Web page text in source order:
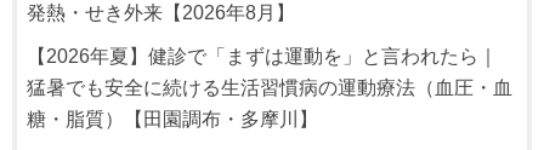
発熱・せき外来【2026年8月】
【2026年夏】健診で「まずは運動を」と言われたら｜
猛暑でも安全に続ける生活習慣病の運動療法（血圧・血
糖・脂質）【田園調布・多摩川】